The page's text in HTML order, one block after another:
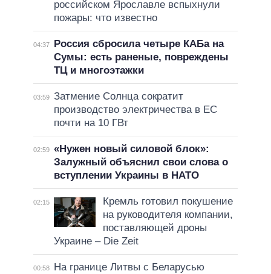
российском Ярославле вспыхнули
пожары: что известно
04:37
Россия сбросила четыре КАБа на
Сумы: есть раненые, повреждены
ТЦ и многоэтажки
03:59 Затмение Солнца сократит
производство электричества в ЕС
почти на 10 ГВт
02:59 «Нужен новый силовой блок»:
Залужный объяснил свои слова о
вступлении Украины в НАТО
02:15
Кремль готовил покушение
на руководителя компании,
поставляющей дроны
Украине – Die Zeit
00:58
На границе Литвы с Беларусью